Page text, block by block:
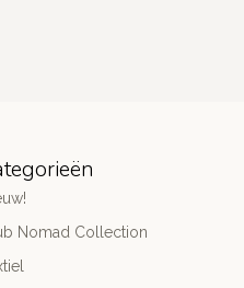
Nomad Collection